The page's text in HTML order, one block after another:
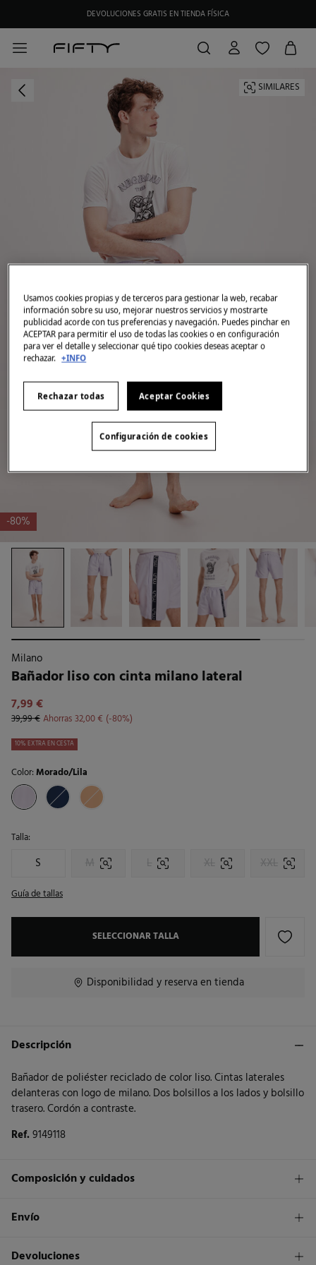
HAZTE SOCIO DE MY FIFTY CLUB Y RECIBE EXCLUSIVAS PROMOCIONES.
SIMILARES
-80%
Milano
Bañador liso con cinta milano lateral
7,99 €
39,99 €Ahorras32,00 € 80
10% EXTRA EN CESTA
Color:Morado/Lila
Talla:
S M L XL XXL
Guía de tallas
SELECCIONAR TALLA
Disponibilidad y reserva en tienda
Descripción
Bañador de poliéster reciclado de color liso. Cintas laterales
delanteras con logo de milano. Dos bolsillos a los lados y bolsillo
trasero. Cordón a contraste.
Ref.9149118
Composición y cuidados
Composición
Cuidados
Envío
Envío a tienda
1,95€
Devoluciones
Usamos cookies propias y de terceros para gestionar la web, recabar
información sobre su uso, mejorar nuestros servicios y mostrarte
publicidad acorde con tus preferencias y navegación. Puedes pinchar en
ACEPTAR para permitir el uso de todas las cookies o en configuración
para ver el detalle y seleccionar qué tipo cookies deseas aceptar o
rechazar. +INFO
Rechazar todas Aceptar Cookies
Configuración de cookies